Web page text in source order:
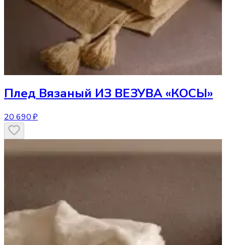
Плед Вязаный ИЗ ВЕЗУВА «КОСЫ»
20 690 ₽